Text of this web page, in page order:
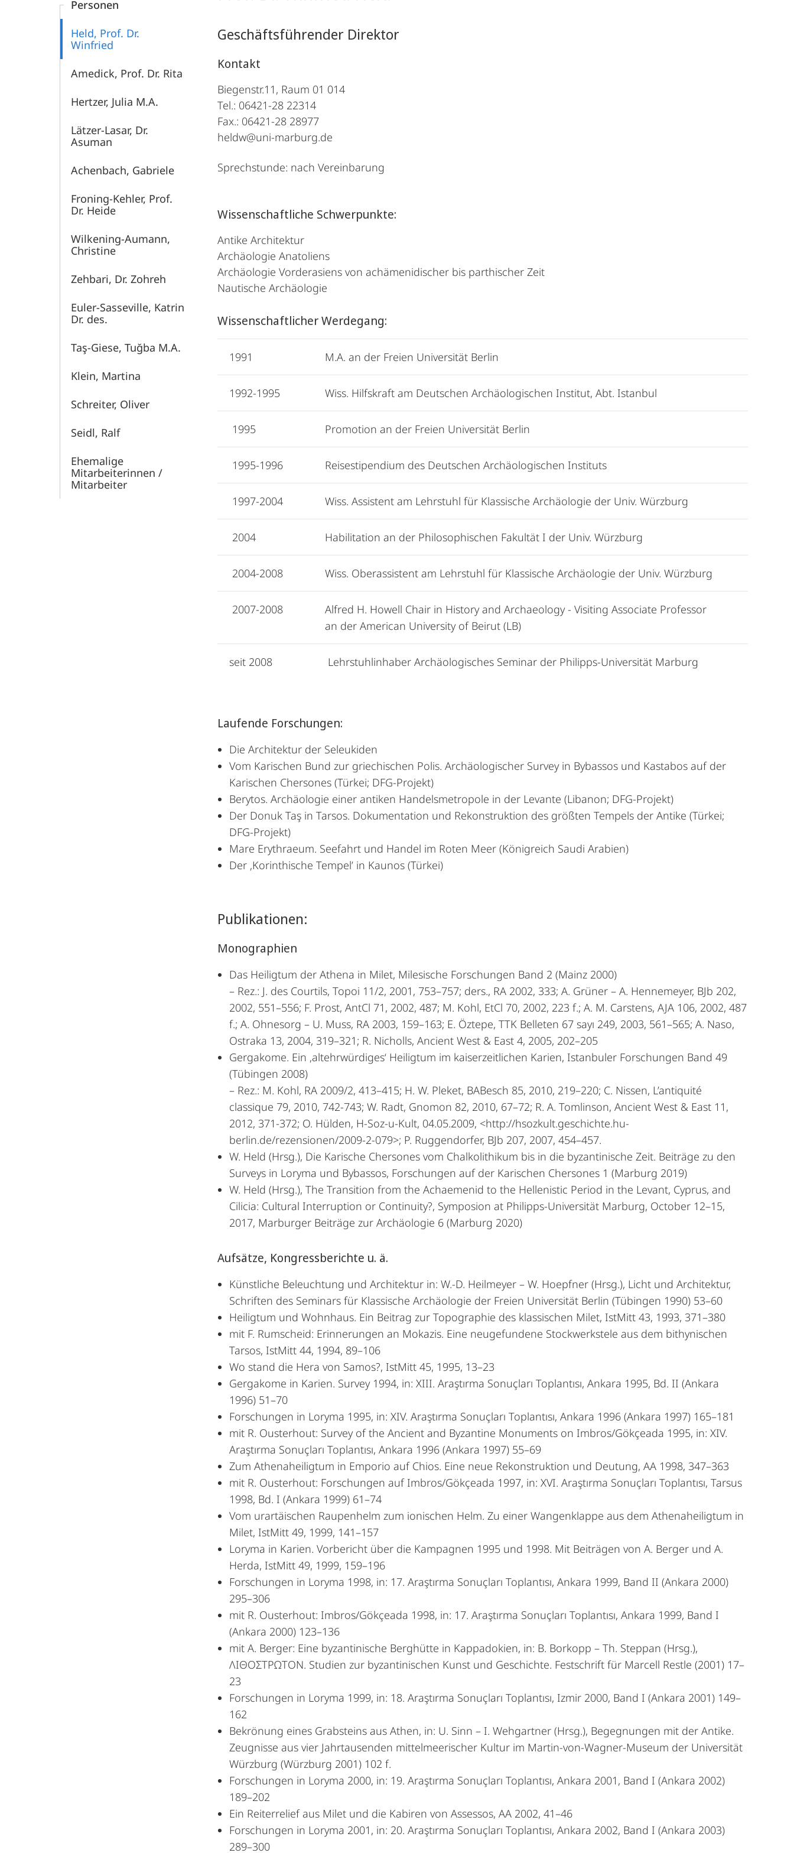
Personen
Held, Prof. Dr.
Winfried
Amedick, Prof. Dr. Rita
Hertzer, Julia M.A.
Lätzer-Lasar, Dr.
Asuman
Achenbach, Gabriele
Froning-Kehler, Prof.
Dr. Heide
Wilkening-Aumann,
Christine
Zehbari, Dr. Zohreh
Euler-Sasseville, Katrin
Dr. des.
Taş-Giese, Tuğba M.A.
Klein, Martina
Schreiter, Oliver
Seidl, Ralf
Ehemalige
Mitarbeiterinnen /
Mitarbeiter
Geschäftsführender Direktor
Kontakt
Biegenstr.11, Raum 01 014
Tel.: 06421-28 22314
Fax.: 06421-28 28977
heldw@uni-marburg.de
Sprechstunde: nach Vereinbarung
Wissenschaftliche Schwerpunkte:
Antike Architektur
Archäologie Anatoliens
Archäologie Vorderasiens von achämenidischer bis parthischer Zeit
Nautische Archäologie
Wissenschaftlicher Werdegang:
1991 M.A. an der Freien Universität Berlin
1992-1995 Wiss. Hilfskraft am Deutschen Archäologischen Institut, Abt. Istanbul
1995 Promotion an der Freien Universität Berlin
1995-1996 Reisestipendium des Deutschen Archäologischen Instituts
1997-2004 Wiss. Assistent am Lehrstuhl für Klassische Archäologie der Univ. Würzburg
2004 Habilitation an der Philosophischen Fakultät I der Univ. Würzburg
2004-2008 Wiss. Oberassistent am Lehrstuhl für Klassische Archäologie der Univ. Würzburg
2007-2008
Alfred H. Howell Chair in History and Archaeology - Visiting Associate Professor
an der American University of Beirut (LB)
seit 2008 Lehrstuhlinhaber Archäologisches Seminar der Philipps-Universität Marburg
Laufende Forschungen:
Die Architektur der Seleukiden
Vom Karischen Bund zur griechischen Polis. Archäologischer Survey in Bybassos und Kastabos auf der
Karischen Chersones (Türkei; DFG-Projekt)
Berytos. Archäologie einer antiken Handelsmetropole in der Levante (Libanon; DFG-Projekt)
Der Donuk Taş in Tarsos. Dokumentation und Rekonstruktion des größten Tempels der Antike (Türkei;
DFG-Projekt)
Mare Erythraeum. Seefahrt und Handel im Roten Meer (Königreich Saudi Arabien)
Der ‚Korinthische Tempel’ in Kaunos (Türkei)
Publikationen:
Monographien
Das Heiligtum der Athena in Milet, Milesische Forschungen Band 2 (Mainz 2000)
– Rez.: J. des Courtils, Topoi 11/2, 2001, 753–757; ders., RA 2002, 333; A. Grüner – A. Hennemeyer, BJb 202,
2002, 551–556; F. Prost, AntCl 71, 2002, 487; M. Kohl, EtCl 70, 2002, 223 f.; A. M. Carstens, AJA 106, 2002, 487
f.; A. Ohnesorg – U. Muss, RA 2003, 159–163; E. Öztepe, TTK Belleten 67 sayı 249, 2003, 561–565; A. Naso,
Ostraka 13, 2004, 319–321; R. Nicholls, Ancient West & East 4, 2005, 202–205
Gergakome. Ein ‚altehrwürdiges‘ Heiligtum im kaiserzeitlichen Karien, Istanbuler Forschungen Band 49
(Tübingen 2008)
– Rez.: M. Kohl, RA 2009/2, 413–415; H. W. Pleket, BABesch 85, 2010, 219–220; C. Nissen, L’antiquité
classique 79, 2010, 742-743; W. Radt, Gnomon 82, 2010, 67–72; R. A. Tomlinson, Ancient West & East 11,
2012, 371-372; O. Hülden, H-Soz-u-Kult, 04.05.2009, <http://hsozkult.geschichte.hu-
berlin.de/rezensionen/2009-2-079>; P. Ruggendorfer, BJb 207, 2007, 454–457.
W. Held (Hrsg.), Die Karische Chersones vom Chalkolithikum bis in die byzantinische Zeit. Beiträge zu den
Surveys in Loryma und Bybassos, Forschungen auf der Karischen Chersones 1 (Marburg 2019)
W. Held (Hrsg.), The Transition from the Achaemenid to the Hellenistic Period in the Levant, Cyprus, and
Cilicia: Cultural Interruption or Continuity?, Symposion at Philipps-Universität Marburg, October 12–15,
2017, Marburger Beiträge zur Archäologie 6 (Marburg 2020)
Aufsätze, Kongressberichte u. ä.
Künstliche Beleuchtung und Architektur in: W.-D. Heilmeyer – W. Hoepfner (Hrsg.), Licht und Architektur,
Schriften des Seminars für Klassische Archäologie der Freien Universität Berlin (Tübingen 1990) 53–60
Heiligtum und Wohnhaus. Ein Beitrag zur Topographie des klassischen Milet, IstMitt 43, 1993, 371–380
mit F. Rumscheid: Erinnerungen an Mokazis. Eine neugefundene Stockwerkstele aus dem bithynischen
Tarsos, IstMitt 44, 1994, 89–106
Wo stand die Hera von Samos?, IstMitt 45, 1995, 13–23
Gergakome in Karien. Survey 1994, in: XIII. Araştırma Sonuçları Toplantısı, Ankara 1995, Bd. II (Ankara
1996) 51–70
Forschungen in Loryma 1995, in: XIV. Araştırma Sonuçları Toplantısı, Ankara 1996 (Ankara 1997) 165–181
mit R. Ousterhout: Survey of the Ancient and Byzantine Monuments on Imbros/Gökçeada 1995, in: XIV.
Araştırma Sonuçları Toplantısı, Ankara 1996 (Ankara 1997) 55–69
Zum Athenaheiligtum in Emporio auf Chios. Eine neue Rekonstruktion und Deutung, AA 1998, 347–363
mit R. Ousterhout: Forschungen auf Imbros/Gökçeada 1997, in: XVI. Araştırma Sonuçları Toplantısı, Tarsus
1998, Bd. I (Ankara 1999) 61–74
Vom urartäischen Raupenhelm zum ionischen Helm. Zu einer Wangenklappe aus dem Athenaheiligtum in
Milet, IstMitt 49, 1999, 141–157
Loryma in Karien. Vorbericht über die Kampagnen 1995 und 1998. Mit Beiträgen von A. Berger und A.
Herda, IstMitt 49, 1999, 159–196
Forschungen in Loryma 1998, in: 17. Araştırma Sonuçları Toplantısı, Ankara 1999, Band II (Ankara 2000)
295–306
mit R. Ousterhout: Imbros/Gökçeada 1998, in: 17. Araştırma Sonuçları Toplantısı, Ankara 1999, Band I
(Ankara 2000) 123–136
mit A. Berger: Eine byzantinische Berghütte in Kappadokien, in: B. Borkopp – Th. Steppan (Hrsg.),
ΛΙΘΟΣΤΡΩΤΟΝ. Studien zur byzantinischen Kunst und Geschichte. Festschrift für Marcell Restle (2001) 17–
23
Forschungen in Loryma 1999, in: 18. Araştırma Sonuçları Toplantısı, Izmir 2000, Band I (Ankara 2001) 149–
162
Bekrönung eines Grabsteins aus Athen, in: U. Sinn – I. Wehgartner (Hrsg.), Begegnungen mit der Antike.
Zeugnisse aus vier Jahrtausenden mittelmeerischer Kultur im Martin-von-Wagner-Museum der Universität
Würzburg (Würzburg 2001) 102 f.
Forschungen in Loryma 2000, in: 19. Araştırma Sonuçları Toplantısı, Ankara 2001, Band I (Ankara 2002)
189–202
Ein Reiterrelief aus Milet und die Kabiren von Assessos, AA 2002, 41–46
Forschungen in Loryma 2001, in: 20. Araştırma Sonuçları Toplantısı, Ankara 2002, Band I (Ankara 2003)
289–300